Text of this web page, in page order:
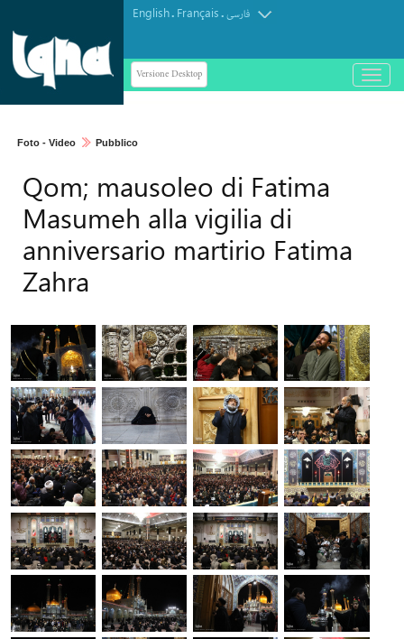
English. Français.فارسی
Versione Desktop
باز
و
Foto - Video Pubblico
Qom; mausoleo di Fatima
Masumeh alla vigilia di
anniversario martirio Fatima
Zahra